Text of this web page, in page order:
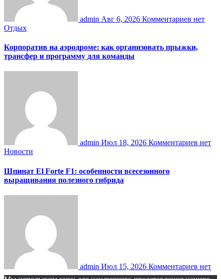
admin Авг 6, 2026 Комментариев нет
Отдых
Корпоратив на аэродроме: как организовать прыжки,
трансфер и программу для команды
admin Июл 18, 2026 Комментариев нет
Новости
Шпинат El Forte F1: особенности всесезонного
выращивания полезного гибрида
admin Июл 15, 2026 Комментариев нет